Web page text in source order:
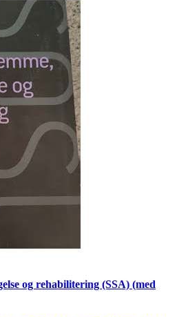
og rehabilitering (SSA) (med